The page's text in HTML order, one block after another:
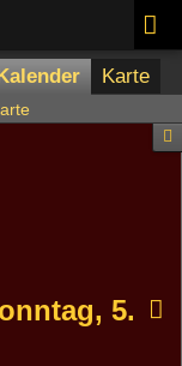
Karte
5.